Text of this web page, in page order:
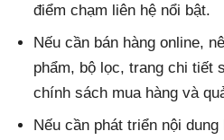
điểm chạm liên hệ nổi bật.
Nếu cần bán hàng online,
phẩm, bộ lọc, trang chi tiết
chính sách mua hàng và
Nếu cần phát triển nội